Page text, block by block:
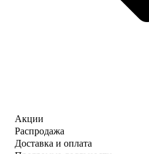
Акции
Распродажа
Доставка и оплата